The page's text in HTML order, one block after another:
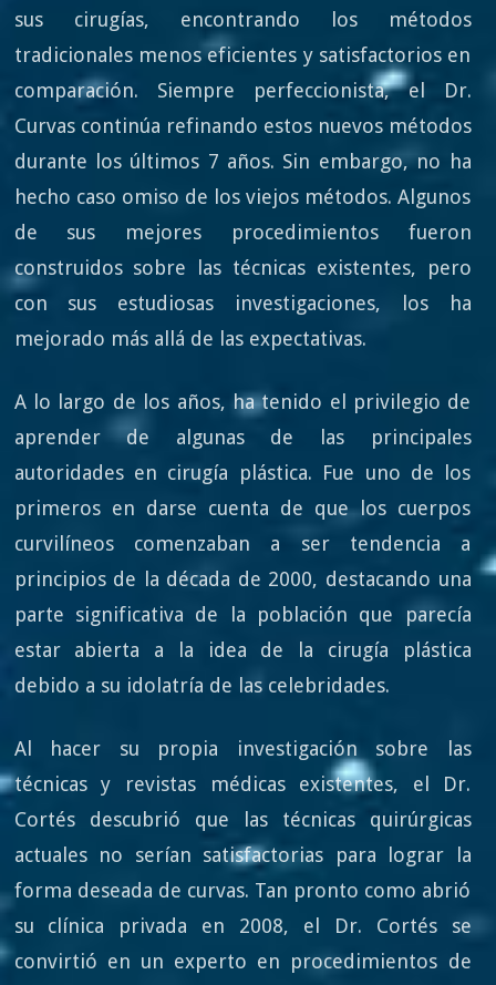
sus cirugías, encontrando los métodos
tradicionales menos eficientes y satisfactorios en
comparación. Siempre perfeccionista, el Dr.
Curvas continúa refinando estos nuevos métodos
durante los últimos 7 años. Sin embargo, no ha
hecho caso omiso de los viejos métodos. Algunos
de sus mejores procedimientos fueron
construidos sobre las técnicas existentes, pero
con sus estudiosas investigaciones, los ha
mejorado más allá de las expectativas.
A lo largo de los años, ha tenido el privilegio de
aprender de algunas de las principales
autoridades en cirugía plástica. Fue uno de los
primeros en darse cuenta de que los cuerpos
curvilíneos comenzaban a ser tendencia a
principios de la década de 2000, destacando una
parte significativa de la población que parecía
estar abierta a la idea de la cirugía plástica
debido a su idolatría de las celebridades.
Al hacer su propia investigación sobre las
técnicas y revistas médicas existentes, el Dr.
Cortés descubrió que las técnicas quirúrgicas
actuales no serían satisfactorias para lograr la
forma deseada de curvas. Tan pronto como abrió
su clínica privada en 2008, el Dr. Cortés se
convirtió en un experto en procedimientos de